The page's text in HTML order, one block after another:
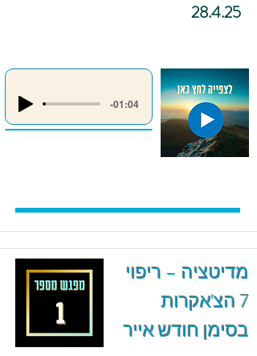
28.4.25
-01:04
מדיטציה – ריפוי
7 הצ'אקרות
בסימן חודש אייר